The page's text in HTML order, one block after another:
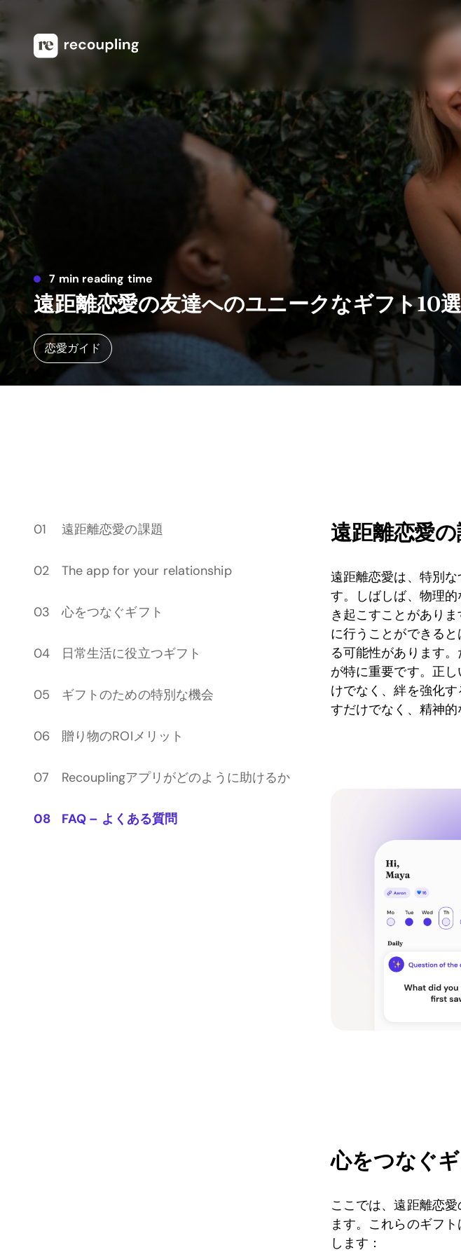
7 min reading time
遠距離恋愛の友達へのユニークなギフト10選
恋愛ガイド
遠距離恋愛の課題
The app for your relationship
心をつなぐギフト
日常生活に役立つギフト
ギフトのための特別な機会
贈り物のROIメリット
Recouplingアプリがどのように助けるか
FAQ – よくある質問
遠距離恋愛
遠距離恋愛は、特別
す。しばしば、物理
き起こすことがあり
に行うことができる
る可能性があります
が特に重要です。正
けでなく、絆を強化す
すだけでなく、精神的
心をつなぐ
ここでは、遠距離恋
ます。これらのギフ
します：